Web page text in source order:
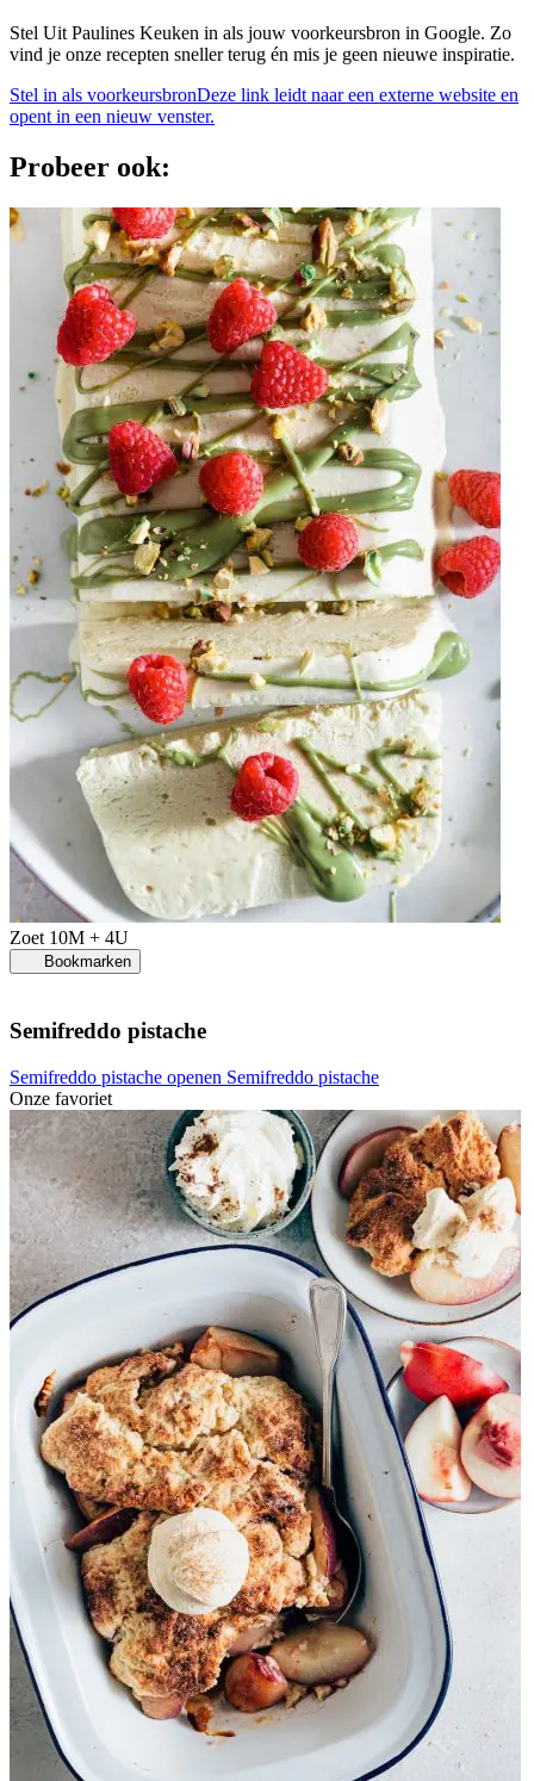
Stel Uit Paulines Keuken in als jouw voorkeursbron in Google. Zo
vind je onze recepten sneller terug én mis je geen nieuwe inspiratie.
Stel in als voorkeursbronDeze link leidt naar een externe website en
opent in een nieuw venster.
Probeer ook:
Zoet 10M + 4U
Bookmarken
Semifreddo pistache
Semifreddo pistache openen Semifreddo pistache
Onze favoriet